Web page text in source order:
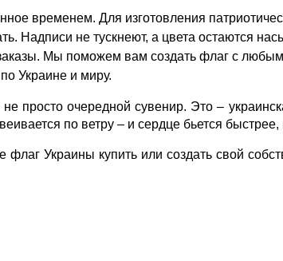
временем. Для изготовления
Надписи не тускнеют, а цвета остаются
Мы поможем вам создать флаг с любым
Украине и миру.
не просто очередной сувенир. Это –
по ветру – и сердце бьется
флаг Украины купить или создать свой